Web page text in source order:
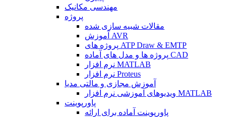
مهندسی مکانیک
پروژه
مقالات شبیه سازی شده
آموزش AVR
پروژه های ATP Draw & EMTP
پروژه ها و مدل های آماده CAD
نرم افزار MATLAB
نرم افزار Proteus
آموزش مجازی و مالتی مدیا
ویدیوهای آموزشی نرم افزار MATLAB
پاورپوینت
پاورپوینت آماده برای ارائه